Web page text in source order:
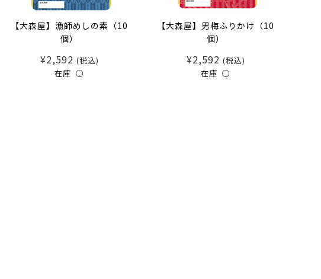
【大森屋】漁師めしの素（10
個）
¥2,592 (税込)
在庫 ○
【大森屋】男梅ふりかけ（10
個）
¥2,592 (税込)
在庫 ○